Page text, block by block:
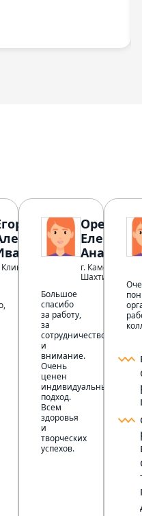
Клин
Орехова
Елена
г. Каменск-
Шахтинский
Большое
спасибо
за работу,
за
сотрудничество
и
внимание.
Очень
ценен
индивидуальный
подход.
Всем
здоровья
и
творческих
успехов.